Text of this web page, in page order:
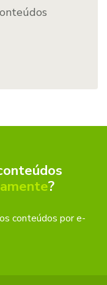
?
conteúdos por e-